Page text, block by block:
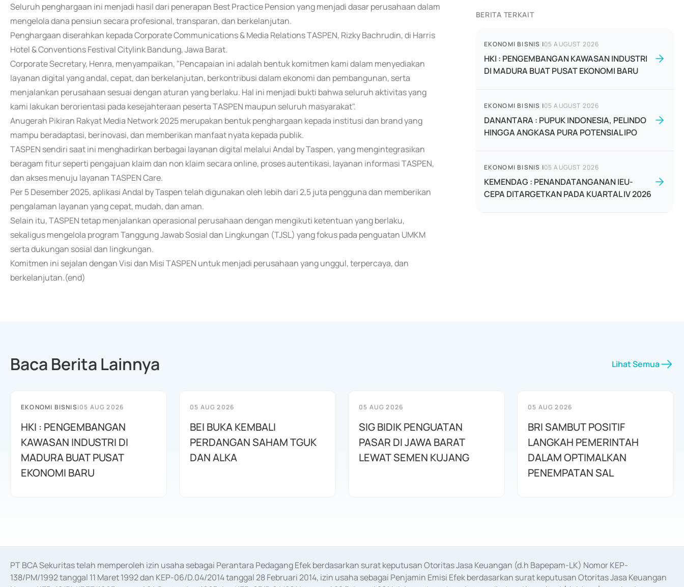
Seluruh penghargaan ini menjadi hasil dari penerapan Best Practice Pension yang menjadi dasar perusahaan dalam
mengelola dana pensiun secara profesional, transparan, dan berkelanjutan.
Penghargaan diserahkan kepada Corporate Communications & Media Relations TASPEN, Rizky Bachrudin, di Harris
Hotel & Conventions Festival Citylink Bandung, Jawa Barat.
Corporate Secretary, Henra, menyampaikan, "Pencapaian ini adalah bentuk komitmen kami dalam menyediakan
layanan digital yang andal, cepat, dan berkelanjutan, berkontribusi dalam ekonomi dan pembangunan, serta
menjalankan perusahaan sesuai dengan aturan yang berlaku. Hal ini menjadi bukti bahwa seluruh aktivitas yang
kami lakukan berorientasi pada kesejahteraan peserta TASPEN maupun seluruh masyarakat".
Anugerah Pikiran Rakyat Media Network 2025 merupakan bentuk penghargaan kepada institusi dan brand yang
mampu beradaptasi, berinovasi, dan memberikan manfaat nyata kepada publik.
TASPEN sendiri saat ini menghadirkan berbagai layanan digital melalui Andal by Taspen, yang mengintegrasikan
beragam fitur seperti pengajuan klaim dan non klaim secara online, proses autentikasi, layanan informasi TASPEN,
dan akses menuju layanan TASPEN Care.
Per 5 Desember 2025, aplikasi Andal by Taspen telah digunakan oleh lebih dari 2,5 juta pengguna dan memberikan
pengalaman layanan yang cepat, mudah, dan aman.
Selain itu, TASPEN tetap menjalankan operasional perusahaan dengan mengikuti ketentuan yang berlaku,
sekaligus mengelola program Tanggung Jawab Sosial dan Lingkungan (TJSL) yang fokus pada penguatan UMKM
serta dukungan sosial dan lingkungan.
Komitmen ini sejalan dengan Visi dan Misi TASPEN untuk menjadi perusahaan yang unggul, terpercaya, dan
berkelanjutan.(end)
BERITA TERKAIT
EKONOMI BISNIS |05 AUGUST 2026
HKI : PENGEMBANGAN KAWASAN INDUSTRI
DI MADURA BUAT PUSAT EKONOMI BARU
EKONOMI BISNIS |05 AUGUST 2026
DANANTARA : PUPUK INDONESIA, PELINDO
HINGGA ANGKASA PURA POTENSIAL IPO
EKONOMI BISNIS |05 AUGUST 2026
KEMENDAG : PENANDATANGANAN IEU-
CEPA DITARGETKAN PADA KUARTAL IV 2026
Baca Berita Lainnya Lihat Semua
EKONOMI BISNIS|05 AUG 2026
HKI : PENGEMBANGAN
KAWASAN INDUSTRI DI
MADURA BUAT PUSAT
EKONOMI BARU
05 AUG 2026
BEI BUKA KEMBALI
PERDANGAN SAHAM TGUK
DAN ALKA
05 AUG 2026
SIG BIDIK PENGUATAN
PASAR DI JAWA BARAT
LEWAT SEMEN KUJANG
05 AUG 2026
BRI SAMBUT POSITIF
LANGKAH PEMERINTAH
DALAM OPTIMALKAN
PENEMPATAN SAL
PT BCA Sekuritas telah memperoleh izin usaha sebagai Perantara Pedagang Efek berdasarkan surat keputusan Otoritas Jasa Keuangan (d.h Bapepam-LK) Nomor KEP-
138/PM/1992 tanggal 11 Maret 1992 dan KEP-06/D.04/2014 tanggal 28 Februari 2014, izin usaha sebagai Penjamin Emisi Efek berdasarkan surat keputusan Otoritas Jasa Keuangan